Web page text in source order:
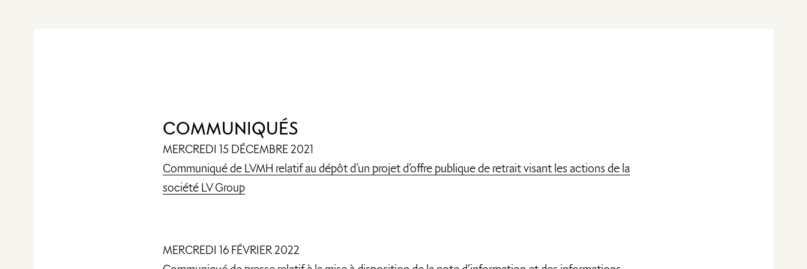
COMMUNIQUÉS
MERCREDI 15 DÉCEMBRE 2021
Communiqué de LVMH relatif au dépôt d’un projet d’offre publique de retrait visant les actions de la
société LV Group
MERCREDI 16 FÉVRIER 2022